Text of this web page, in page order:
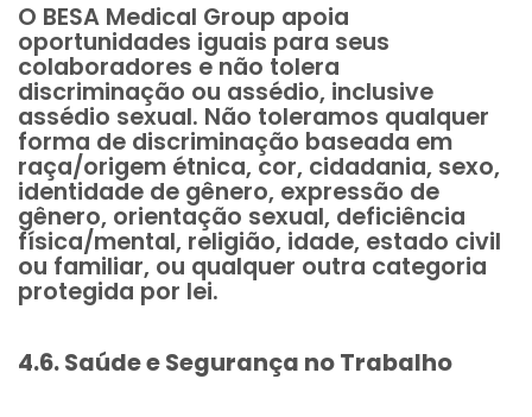
O BESA Medical Group apoia
oportunidades iguais para seus
colaboradores e não tolera
discriminação ou assédio, inclusive
assédio sexual. Não toleramos qualquer
forma de discriminação baseada em
raça/origem étnica, cor, cidadania, sexo,
identidade de gênero, expressão de
gênero, orientação sexual, deficiência
física/mental, religião, idade, estado civil
ou familiar, ou qualquer outra categoria
protegida por lei.
4.6. Saúde e Segurança no Trabalho